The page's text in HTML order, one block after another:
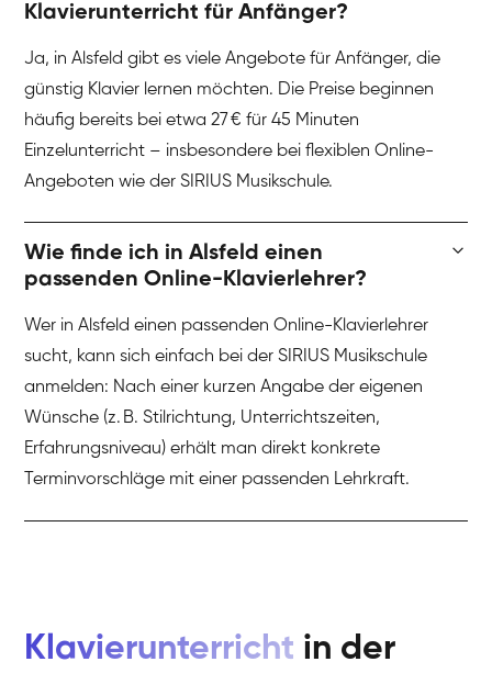
Klavierunterricht für Anfänger?
Ja, in Alsfeld gibt es viele Angebote für Anfänger, die
günstig Klavier lernen möchten. Die Preise beginnen
häufig bereits bei etwa 27 € für 45 Minuten
Einzelunterricht – insbesondere bei flexiblen Online-
Angeboten wie der SIRIUS Musikschule.
Wie finde ich in Alsfeld einen
passenden Online-Klavierlehrer?
Wer in Alsfeld einen passenden Online-Klavierlehrer
sucht, kann sich einfach bei der SIRIUS Musikschule
anmelden: Nach einer kurzen Angabe der eigenen
Wünsche (z. B. Stilrichtung, Unterrichtszeiten,
Erfahrungsniveau) erhält man direkt konkrete
Terminvorschläge mit einer passenden Lehrkraft.
Klavierunterricht in der